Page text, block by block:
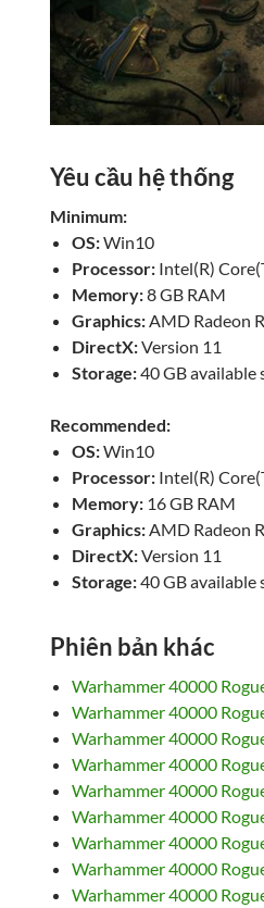
Yêu cầu hệ thống
Minimum:
OS:Win10
Processor: Intel(R)
Memory:8 GB RAM
Graphics: AMD Radeon
DirectX:Version 11
Storage:40 GB available
Recommended:
OS:Win10
Processor: Intel(R)
Memory: 16 GB RAM
Graphics: AMD Radeon
DirectX:Version 11
Storage:40 GB available
Phiên bản khác
Warhammer 40000
Warhammer 40000
Warhammer 40000
Warhammer 40000
Warhammer 40000
Warhammer 40000
Warhammer 40000
Warhammer 40000
Warhammer 40000